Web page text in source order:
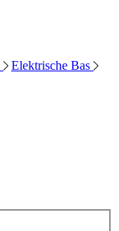
Elektrische Bas